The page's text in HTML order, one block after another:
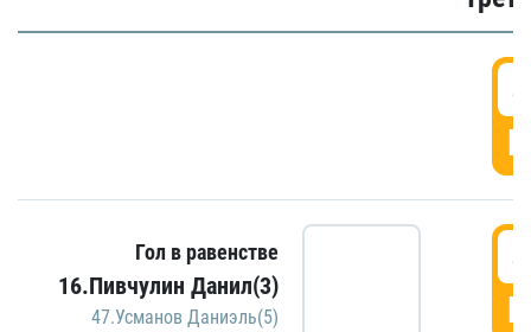
Гол в равенстве
16.Пивчулин Данил(3)
47.Усманов Даниэль(5)